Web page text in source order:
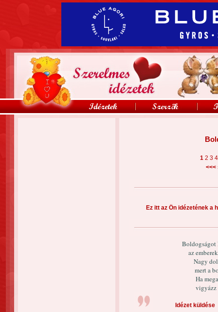
1 2 3
<<<
Ez itt az Ön idézetének a
Boldogságot
az
Nagy
mert a
Ha
vigyázz
Idézet küldése